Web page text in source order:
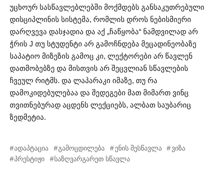
უცხოურ სასწავლებლებში მოქმდებს განსაკუთრებული
დისციპლინის სისტემა, რომლის დროს ნებისმიერი
დარღვევა დასჯადია და აქ „ჩაწყობა“ ნამდვილად არ
ჭრის J თუ სტუდენტი არ გამოჩნდება მეცადინეობაზე
საპატიო მიზეზის გამოც კი, ლექტორები არ წავლენ
დათმობებზე და მისთვის არ შეცვლიან სწავლების
ჩვეულ რიტმს. და ლაპარაკი იმაზე, თუ რა
დამოკიდებულებაა და შედეგები მათ მიმართ ვინც
თვითნებურად აცდენს ლექციებს, ალბათ საუბარიც
ზედმეტია.
ადაპტაცია გამოცდილება ენის შესწავლა
ვიზა
პრესტიჟი
საზღვარგარეთ სწავლა